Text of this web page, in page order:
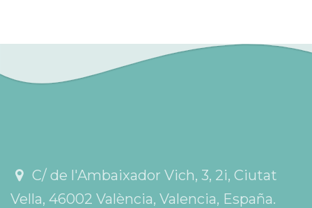
C/ de l'Ambaixador Vich, 3, 2i, Ciutat
Vella, 46002 València, Valencia, España.